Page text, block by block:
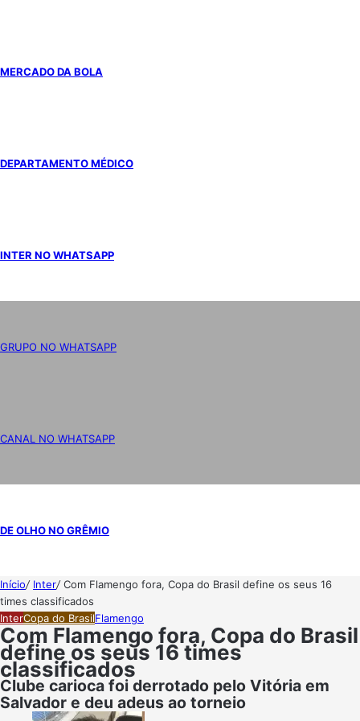
MERCADO DA BOLA
DEPARTAMENTO MÉDICO
INTER NO WHATSAPP
GRUPO NO WHATSAPP
CANAL NO WHATSAPP
DE OLHO NO GRÊMIO
Início/ Inter/Com Flamengo fora, Copa do Brasil define os seus 16
times classificados
InterCopa do BrasilFlamengo
Com Flamengo fora, Copa do Brasil
define os seus 16 times
classificados
Clube carioca foi derrotado pelo Vitória em
Salvador e deu adeus ao torneio